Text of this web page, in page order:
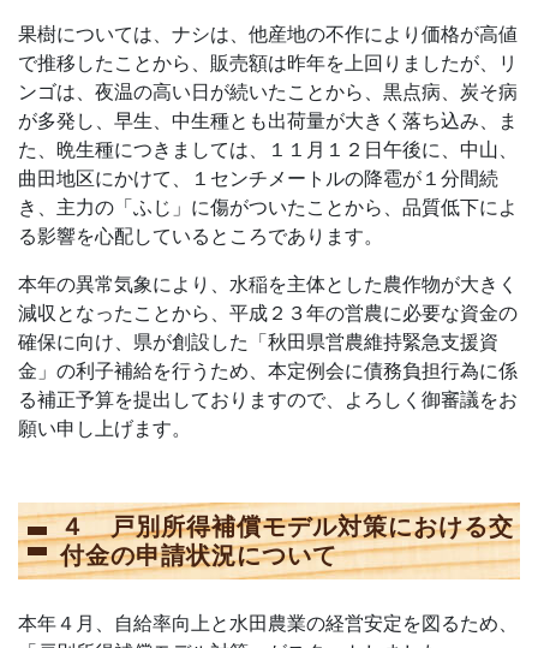
果樹については、ナシは、他産地の不作により価格が高値
で推移したことから、販売額は昨年を上回りましたが、リ
ンゴは、夜温の高い日が続いたことから、黒点病、炭そ病
が多発し、早生、中生種とも出荷量が大きく落ち込み、ま
た、晩生種につきましては、１１月１２日午後に、中山、
曲田地区にかけて、１センチメートルの降雹が１分間続
き、主力の「ふじ」に傷がついたことから、品質低下によ
る影響を心配しているところであります。
本年の異常気象により、水稲を主体とした農作物が大きく
減収となったことから、平成２３年の営農に必要な資金の
確保に向け、県が創設した「秋田県営農維持緊急支援資
金」の利子補給を行うため、本定例会に債務負担行為に係
る補正予算を提出しておりますので、よろしく御審議をお
願い申し上げます。
４ 戸別所得補償モデル対策における交
付金の申請状況について
本年４月、自給率向上と水田農業の経営安定を図るため、